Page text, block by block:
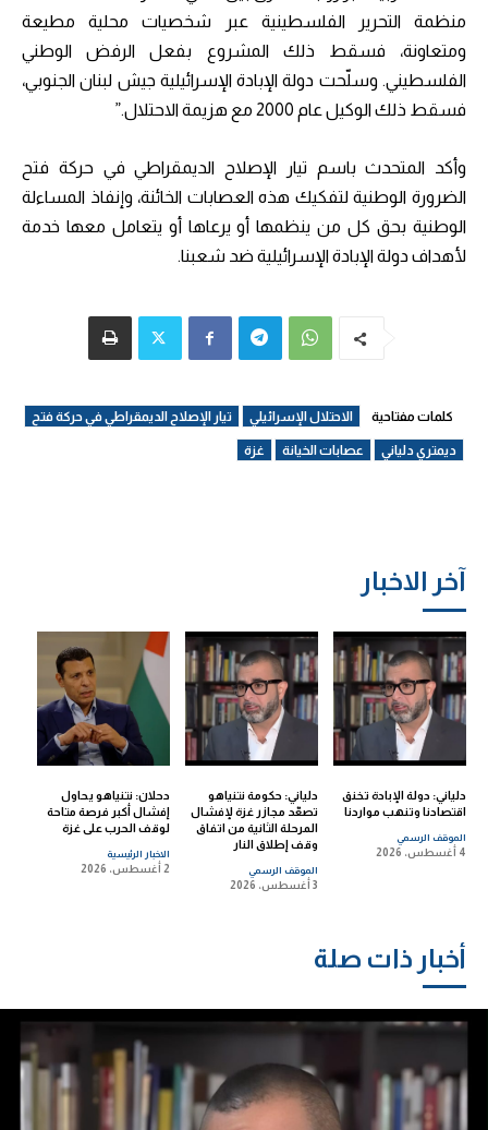
آخر الاخبار
دلياني: دولة الإبادة تخنق
اقتصادنا وتنهب مواردنا
الموقف الرسمي
4 أغسطس، 2026
دلياني: حكومة نتنياهو
تصعّد مجازر غزة لإفشال
المرحلة الثانية من اتفاق
وقف إطلاق النار
الموقف الرسمي
3 أغسطس، 2026
دحلان: نتنياهو يحاول
إفشال أكبر فرصة متاحة
لوقف الحرب على غزة
الاخبار الرئيسية
2 أغسطس، 2026
منظمة التحرير الفلسطينية عبر شخصيات محلية مطيعة
ومتعاونة، فسقط ذلك المشروع بفعل الرفض الوطني
الفلسطيني. وسلّحت دولة الإبادة الإسرائيلية جيش لبنان الجنوبي،
فسقط ذلك الوكيل عام 2000 مع هزيمة الاحتلال.”
وأكد المتحدث باسم تيار الإصلاح الديمقراطي في حركة فتح
الضرورة الوطنية لتفكيك هذه العصابات الخائنة، وإنفاذ المساءلة
الوطنية بحق كل من ينظمها أو يرعاها أو يتعامل معها خدمة
لأهداف دولة الإبادة الإسرائيلية ضد شعبنا.
كلمات مفتاحية الاحتلال الإسرائيلي تيار الإصلاح الديمقراطي في حركة فتح
ديمتري دلياني عصابات الخيانة غزة
أخبار ذات صلة